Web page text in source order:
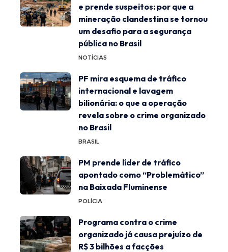
e prende suspeitos: por que a
mineração clandestina se tornou
um desafio para a segurança
pública no Brasil
NOTÍCIAS
PF mira esquema de tráfico
internacional e lavagem
bilionária: o que a operação
revela sobre o crime organizado
no Brasil
BRASIL
PM prende líder de tráfico
apontado como “Problemático”
na Baixada Fluminense
POLÍCIA
Programa contra o crime
organizado já causa prejuízo de
R$ 3 bilhões a facções